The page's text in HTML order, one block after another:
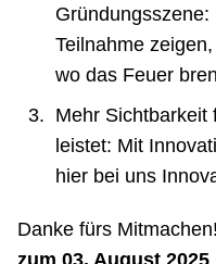
Teilnahme
wo das Feuer
Mehr Sichtbarkeit
leistet: Mit
hier bei uns
Danke fürs Mitmachen!
zum 03. August